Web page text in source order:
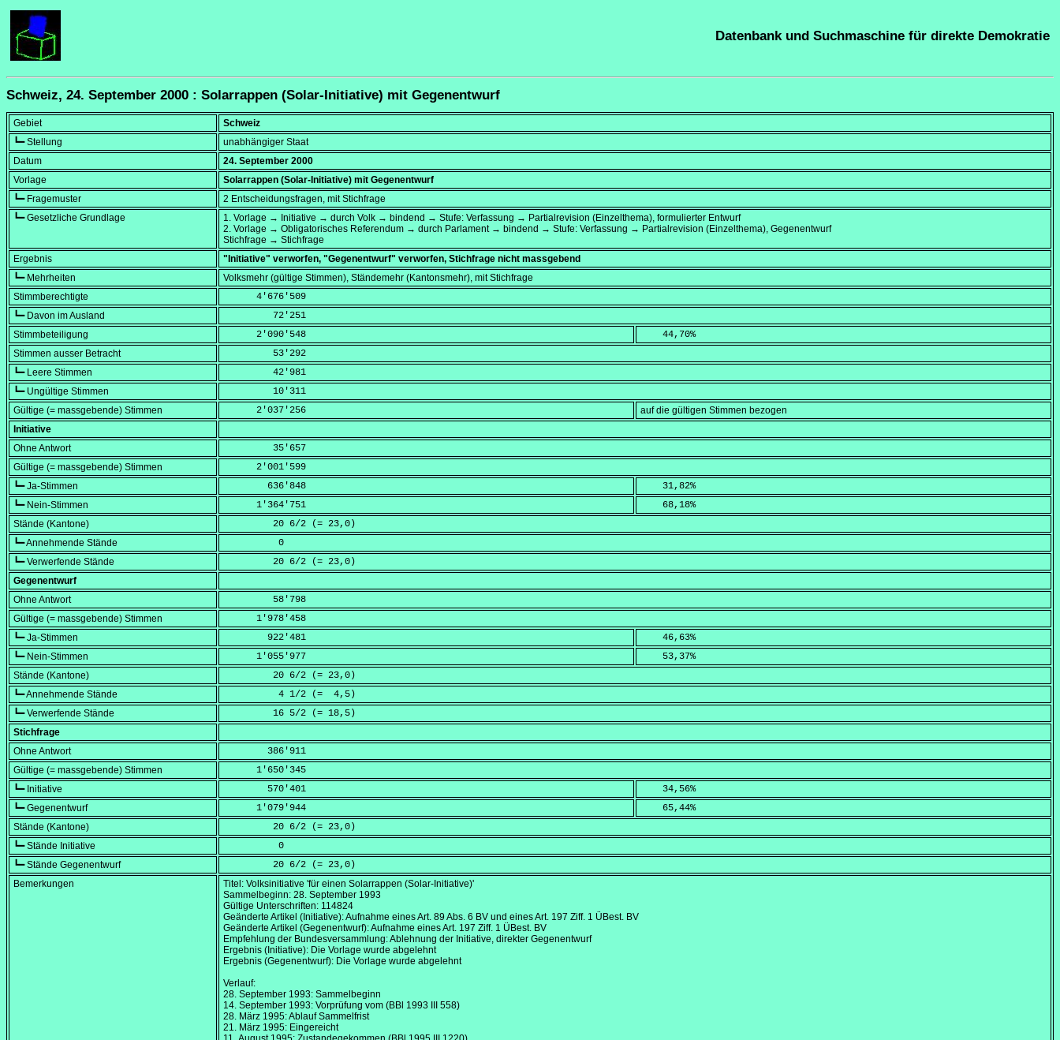
Datenbank und Suchmaschine für direkte Demokratie
Schweiz, 24. September 2000 : Solarrappen (Solar-Initiative) mit Gegenentwurf
Gebiet
Schweiz
┗━ Stellung
unabhängiger Staat
Datum
24. September 2000
Vorlage
Solarrappen (Solar-Initiative) mit Gegenentwurf
┗━ Fragemuster
2 Entscheidungsfragen, mit Stichfrage
┗━ Gesetzliche Grundlage
1. Vorlage → Initiative → durch Volk → bindend → Stufe: Verfassung → Partialrevision (Einzelthema), formulierter Entwurf
2. Vorlage → Obligatorisches Referendum → durch Parlament → bindend → Stufe: Verfassung → Partialrevision (Einzelthema), Gegenentwurf
Stichfrage → Stichfrage
Ergebnis
"Initiative" verworfen, "Gegenentwurf" verworfen, Stichfrage nicht massgebend
┗━ Mehrheiten
Volksmehr (gültige Stimmen), Ständemehr (Kantonsmehr), mit Stichfrage
Stimmberechtigte
      4'676'509
┗━ Davon im Ausland
         72'251
Stimmbeteiligung
      2'090'548
    44,70
%
Stimmen ausser Betracht
         53'292
┗━ Leere Stimmen
         42'981
┗━ Ungültige Stimmen
         10'311
Gültige (= massgebende) Stimmen
      2'037'256
auf die gültigen Stimmen bezogen
Initiative
Ohne Antwort
         35'657
Gültige (= massgebende) Stimmen
      2'001'599
┗━ Ja-Stimmen
        636'848
    31,82
%
┗━ Nein-Stimmen
      1'364'751
    68,18
%
Stände (Kantone)
         20 6/2 (=
23,0 )
┗━ Annehmende Stände
          0
┗━ Verwerfende Stände
         20 6/2 (=
23,0 )
Gegenentwurf
Ohne Antwort
         58'798
Gültige (= massgebende) Stimmen
      1'978'458
┗━ Ja-Stimmen
        922'481
    46,63
%
┗━ Nein-Stimmen
      1'055'977
    53,37
%
Stände (Kantone)
         20 6/2 (=
23,0 )
┗━ Annehmende Stände
          4 1/2 (=
  4,5
)
┗━ Verwerfende Stände
         16 5/2 (=
18,5 )
Stichfrage
Ohne Antwort
        386'911
Gültige (= massgebende) Stimmen
      1'650'345
┗━ Initiative
        570'401
    34,56
%
┗━ Gegenentwurf
      1'079'944
    65,44
%
Stände (Kantone)
         20 6/2 (=
23,0 )
┗━ Stände Initiative
          0
┗━ Stände Gegenentwurf
         20 6/2 (=
23,0 )
Bemerkungen
Titel: Volksinitiative 'für einen Solarrappen (Solar-Initiative)'
Sammelbeginn: 28. September 1993
Gültige Unterschriften: 114824
Geänderte Artikel (Initiative): Aufnahme eines Art. 89 Abs. 6 BV und eines Art. 197 Ziff. 1 ÜBest. BV
Geänderte Artikel (Gegenentwurf): Aufnahme eines Art. 197 Ziff. 1 ÜBest. BV
Empfehlung der Bundesversammlung: Ablehnung der Initiative, direkter Gegenentwurf
Ergebnis (Initiative): Die Vorlage wurde abgelehnt
Ergebnis (Gegenentwurf): Die Vorlage wurde abgelehnt
Verlauf:
28. September 1993: Sammelbeginn
14. September 1993: Vorprüfung vom (BBl 1993 III 558)
28. März 1995: Ablauf Sammelfrist
21. März 1995: Eingereicht